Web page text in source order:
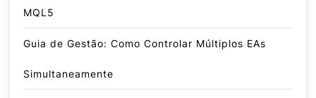
MQL5
Guia de Gestão: Como Controlar Múltiplos EAs
Simultaneamente